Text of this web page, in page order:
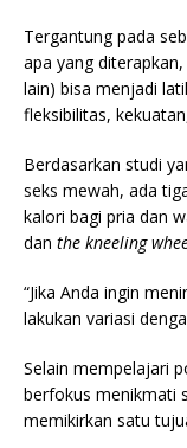
Tergantung pada
apa yang
lain) bisa menjadi
fleksibilitas,
Berdasarkan studi
seks mewah, ada
kalori bagi pria dan
dan the kneeling
“Jika Anda ingin
lakukan variasi
Selain mempelajari
berfokus menikmati
memikirkan satu